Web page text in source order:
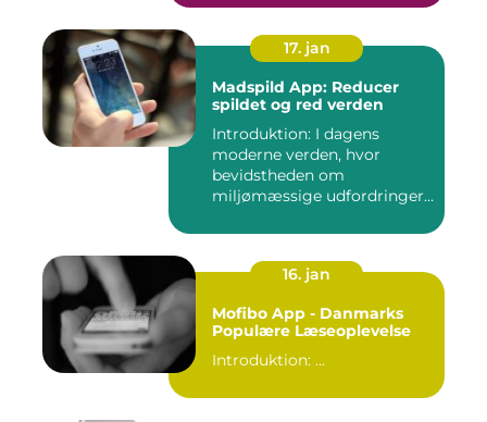
17. jan
Madspild App: Reducer
spildet og red verden
Introduktion: I dagens
moderne verden, hvor
bevidstheden om
miljømæssige udfordringer
16. jan
Mofibo App - Danmarks
Populære Læseoplevelse
Introduktion: ...